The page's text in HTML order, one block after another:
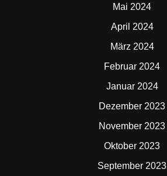
Mai 2024
April 2024
März 2024
Februar 2024
Januar 2024
Dezember 2023
November 2023
Oktober 2023
September 2023